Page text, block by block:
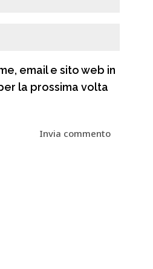
email e sito web in
la prossima volta